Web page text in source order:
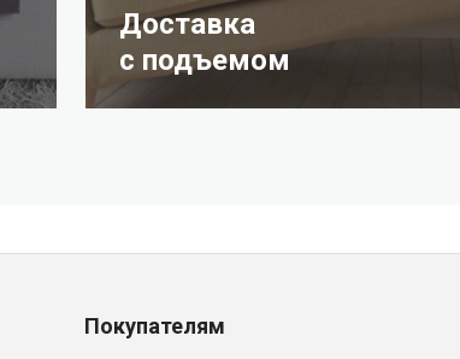
Доставка
с подъемом
Покупателям